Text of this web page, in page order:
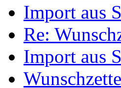
Import aus
Re:
Import aus